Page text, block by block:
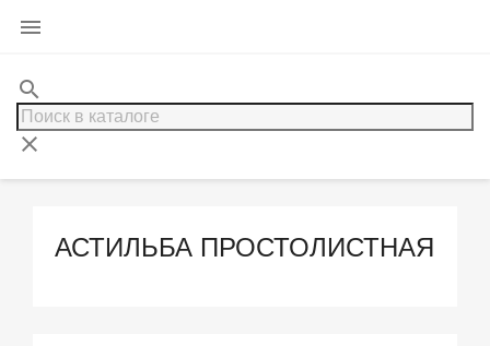

search
clear
АСТИЛЬБА ПРОСТОЛИСТНАЯ